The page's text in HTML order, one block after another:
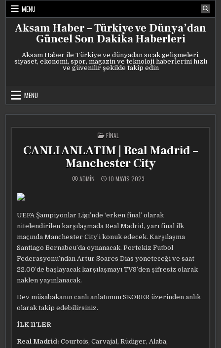
Skip
content
MENU
Aksam Haber – Türkiye ve Dünya’dan
Güncel Son Dakika Haberleri
Aksam Haber ile Türkiye ve dünyadan sıcak gelişmeleri,
siyaset, ekonomi, spor, magazin ve teknoloji haberlerini hızlı
ve güvenilir şekilde takip edin
MENU
POSTED
IN
FINAL
CANLI ANLATIM | Real Madrid –
Manchester City
ADMIN 10 MAYIS 2023
UEFA Şampiyonlar Ligi’nde ‘erken final’ olarak
nitelendirilen karşılaşmada Real Madrid, yarı final ilk
maçında Manchester City’i konuk edecek. Karşılaşma
Santiago Bernabeu’da oynanacak. Portekiz Futbol
Federasyonu’ndan Artur Soares Dias yöneteceği ve saat
22.00’de başlayacak karşılaşmayı TV8’den şifresiz olarak
naklen yayınlanacak.
Dev müsabakanın canlı anlatımını SKORER üzerinden anlık
olarak takip edebilirsiniz.
İLK 11’LER
Real Madrid: Courtois, Carvajal, Rüdiger, Alaba,